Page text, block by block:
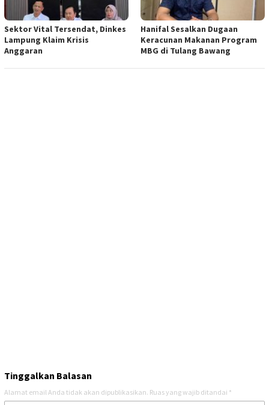
Sektor Vital Tersendat, Dinkes
Lampung Klaim Krisis
Anggaran
Hanifal Sesalkan Dugaan
Keracunan Makanan Program
MBG di Tulang Bawang
Tinggalkan Balasan
Alamat email Anda tidak akan dipublikasikan. Ruas yang wajib ditandai *